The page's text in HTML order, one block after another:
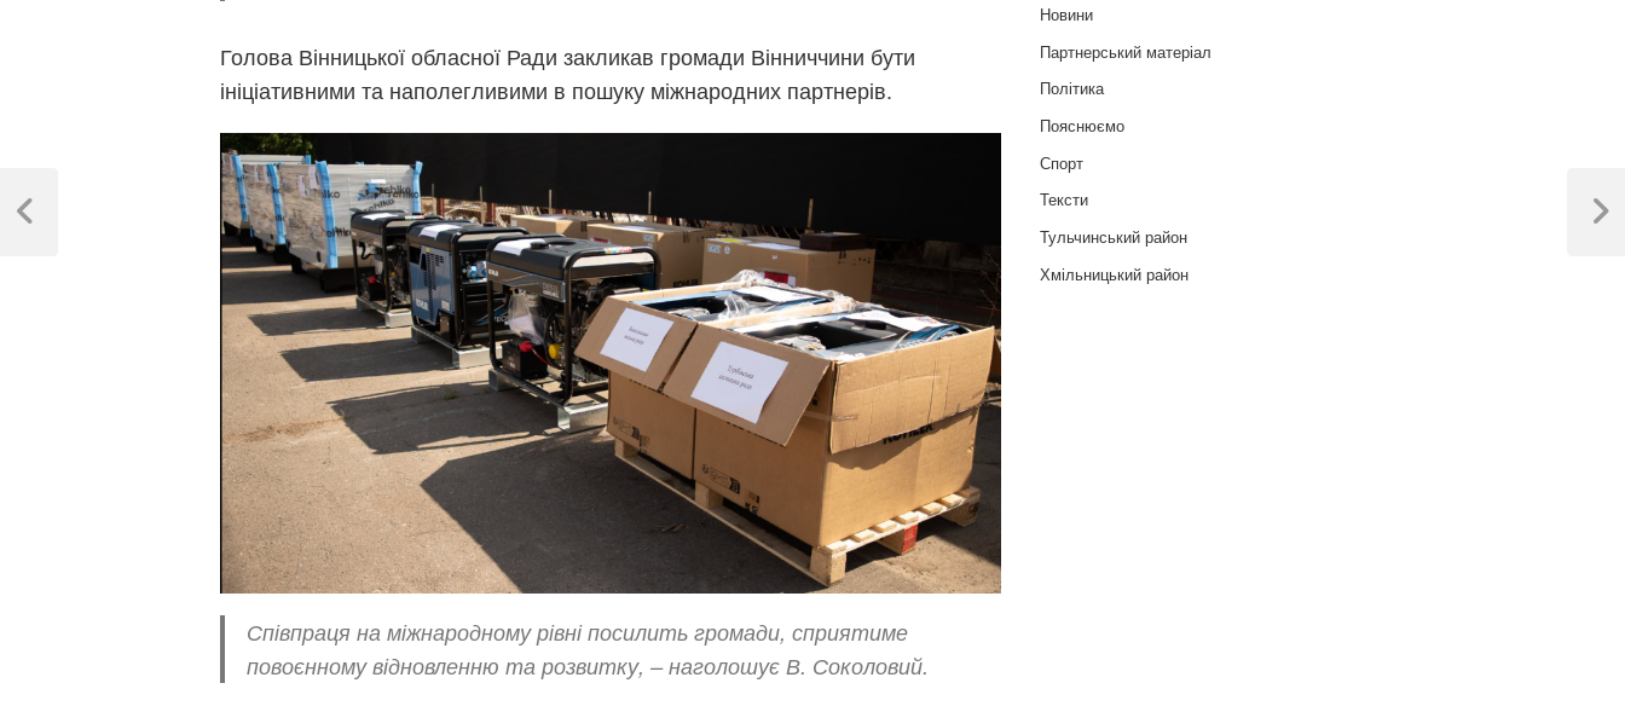
Голова Вінницької обласної Ради закликав громади Вінниччини бути
ініціативними та наполегливими в пошуку міжнародних партнерів.
Співпраця на міжнародному рівні посилить громади, сприятиме
повоєнному відновленню та розвитку, – наголошує В. Соколовий.
записів
Previous
Next
Новини
Партнерський матеріал
Політика
Пояснюємо
Спорт
Тексти
Тульчинський район
Хмільницький район